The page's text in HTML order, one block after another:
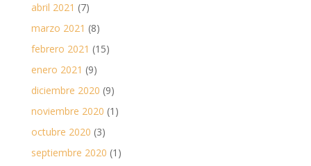
abril 2021 (7)
marzo 2021 (8)
febrero 2021 (15)
enero 2021 (9)
diciembre 2020 (9)
noviembre 2020 (1)
octubre 2020 (3)
septiembre 2020 (1)